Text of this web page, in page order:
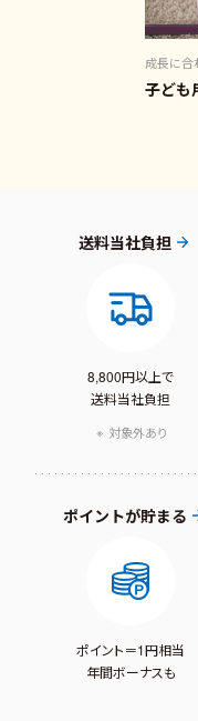
成長に合
子ども
送料当社負担
8,800円以上で
送料当社負担
対象外あり
ポイントが貯まる
ポイント＝1円相当
年間ボーナスも